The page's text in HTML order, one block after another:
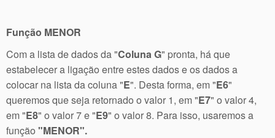
Função MENOR
Com a lista de dados da "Coluna G" pronta, há que
estabelecer a ligação entre estes dados e os dados a
colocar na lista da coluna "E". Desta forma, em "E6"
queremos que seja retornado o valor 1, em "E7" o valor 4,
em "E8" o valor 7 e "E9" o valor 8. Para isso, usaremos a
função "MENOR".